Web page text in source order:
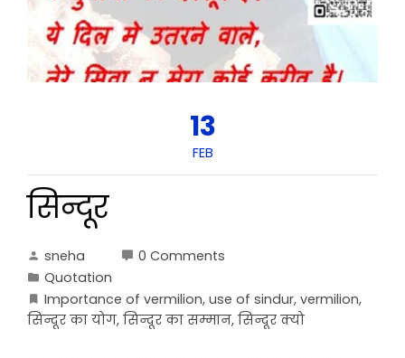
13
FEB
सिन्दूर
sneha
0 Comments
Quotation
Importance of vermilion, use of sindur, vermilion,
सिन्दूर का योग, सिन्दूर का सम्मान, सिन्दूर क्यो